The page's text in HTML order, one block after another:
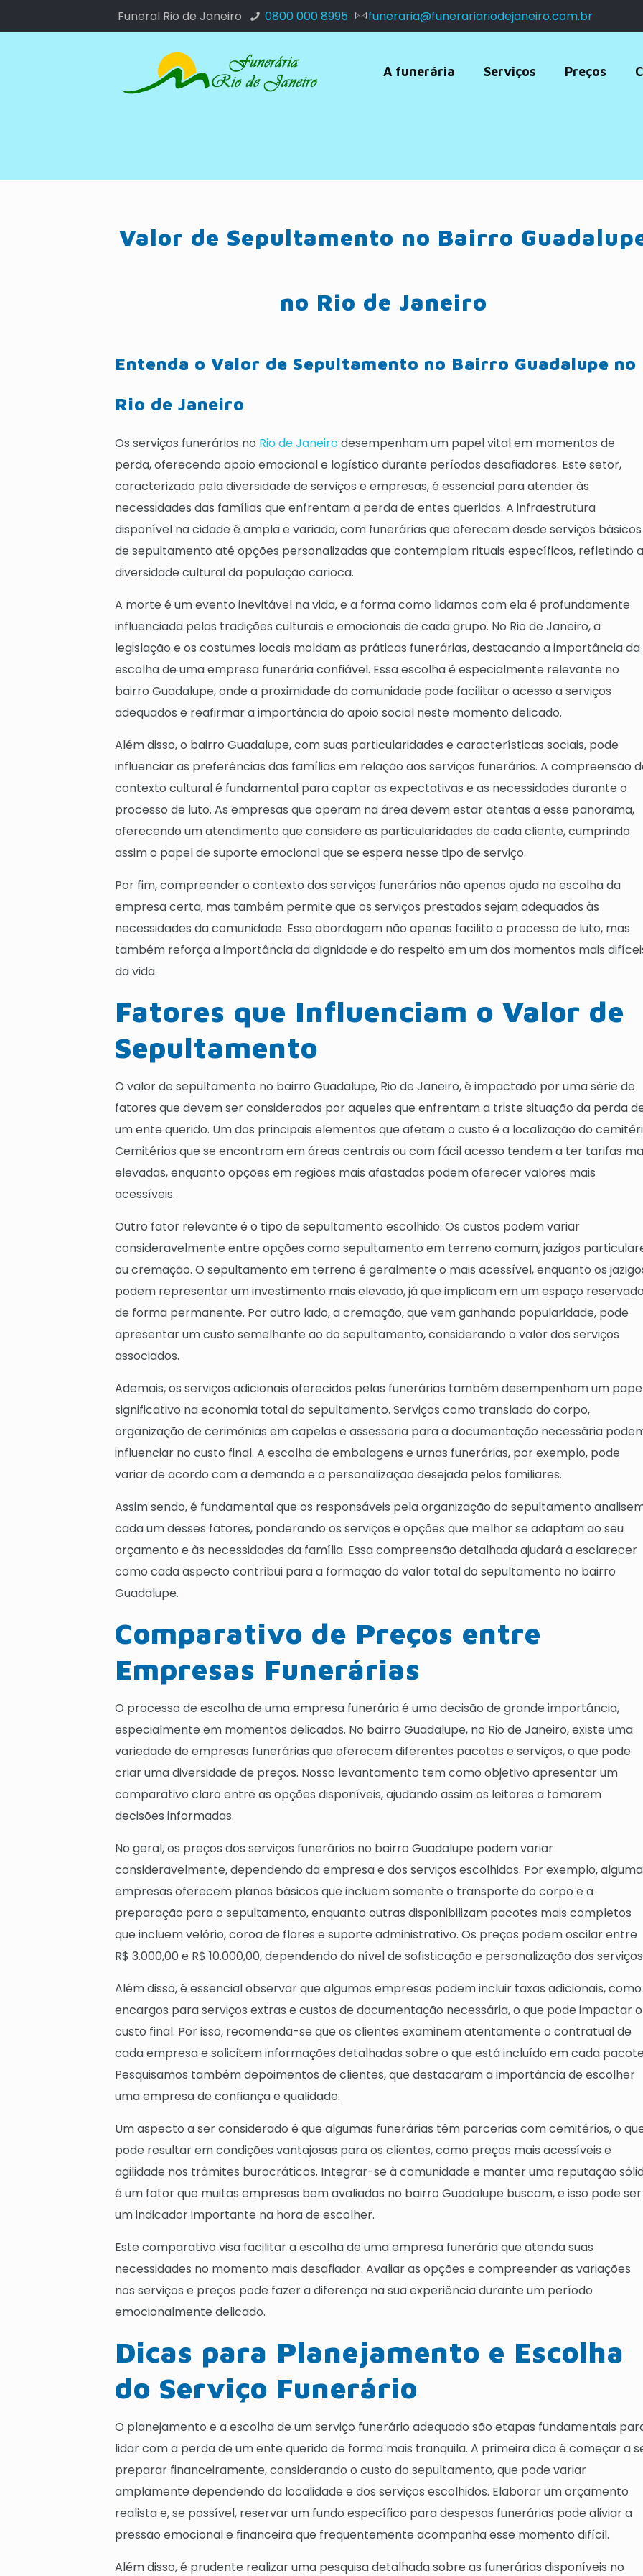
Funeral Rio de Janeiro 0800 000 8995 funeraria@funerariariodejaneiro.com.br
A funerária Serviços Preços
Valor de Sepultamento no Bairro
no Rio de Janeiro
Entenda o Valor de Sepultamento no Bairro Guadalupe no
Rio de Janeiro
Os serviços funerários no Rio de Janeirodesempenham um papel vital em momentos de
perda, oferecendo apoio emocional e logístico durante períodos desafiadores. Este setor,
caracterizado pela diversidade de serviços e empresas, é essencial para atender às
necessidades das famílias que enfrentam a perda de entes queridos. A infraestrutura
disponível na cidade é ampla e variada, com funerárias que oferecem desde serviços básicos
de sepultamento até opções personalizadas que contemplam rituais específicos, refletindo a
diversidade cultural da população carioca.
A morte é um evento inevitável na vida, e a forma como lidamos com ela é profundamente
influenciada pelas tradições culturais e emocionais de cada grupo. No Rio de Janeiro, a
legislação e os costumes locais moldam as práticas funerárias, destacando a importância da
escolha de uma empresa funerária confiável. Essa escolha é especialmente relevante no
bairro Guadalupe, onde a proximidade da comunidade pode facilitar o acesso a serviços
adequados e reafirmar a importância do apoio social neste momento delicado.
Além disso, o bairro Guadalupe, com suas particularidades e características sociais, pode
influenciar as preferências das famílias em relação aos serviços funerários. A compreensão
contexto cultural é fundamental para captar as expectativas e as necessidades durante o
processo de luto. As empresas que operam na área devem estar atentas a esse panorama,
oferecendo um atendimento que considere as particularidades de cada cliente, cumprindo
assim o papel de suporte emocional que se espera nesse tipo de serviço.
Por fim, compreender o contexto dos serviços funerários não apenas ajuda na escolha da
empresa certa, mas também permite que os serviços prestados sejam adequados às
necessidades da comunidade. Essa abordagem não apenas facilita o processo de luto, mas
também reforça a importância da dignidade e do respeito em um dos momentos mais
da vida.
Fatores que Influenciam o Valor de
Sepultamento
O valor de sepultamento no bairro Guadalupe, Rio de Janeiro, é impactado por uma série de
fatores que devem ser considerados por aqueles que enfrentam a triste situação da perda
um ente querido. Um dos principais elementos que afetam o custo é a localização do
Cemitérios que se encontram em áreas centrais ou com fácil acesso tendem a ter tarifas
elevadas, enquanto opções em regiões mais afastadas podem oferecer valores mais
acessíveis.
Outro fator relevante é o tipo de sepultamento escolhido. Os custos podem variar
consideravelmente entre opções como sepultamento em terreno comum, jazigos
ou cremação. O sepultamento em terreno é geralmente o mais acessível, enquanto os
podem representar um investimento mais elevado, já que implicam em um espaço
de forma permanente. Por outro lado, a cremação, que vem ganhando popularidade, pode
apresentar um custo semelhante ao do sepultamento, considerando o valor dos serviços
associados.
Ademais, os serviços adicionais oferecidos pelas funerárias também desempenham um
significativo na economia total do sepultamento. Serviços como translado do corpo,
organização de cerimônias em capelas e assessoria para a documentação necessária
influenciar no custo final. A escolha de embalagens e urnas funerárias, por exemplo, pode
variar de acordo com a demanda e a personalização desejada pelos familiares.
Assim sendo, é fundamental que os responsáveis pela organização do sepultamento
cada um desses fatores, ponderando os serviços e opções que melhor se adaptam ao seu
orçamento e às necessidades da família. Essa compreensão detalhada ajudará a esclarecer
como cada aspecto contribui para a formação do valor total do sepultamento no bairro
Guadalupe.
Comparativo de Preços entre
Empresas Funerárias
O processo de escolha de uma empresa funerária é uma decisão de grande importância,
especialmente em momentos delicados. No bairro Guadalupe, no Rio de Janeiro, existe uma
variedade de empresas funerárias que oferecem diferentes pacotes e serviços, o que pode
criar uma diversidade de preços. Nosso levantamento tem como objetivo apresentar um
comparativo claro entre as opções disponíveis, ajudando assim os leitores a tomarem
decisões informadas.
No geral, os preços dos serviços funerários no bairro Guadalupe podem variar
consideravelmente, dependendo da empresa e dos serviços escolhidos. Por exemplo,
empresas oferecem planos básicos que incluem somente o transporte do corpo e a
preparação para o sepultamento, enquanto outras disponibilizam pacotes mais completos
que incluem velório, coroa de flores e suporte administrativo. Os preços podem oscilar entre
R$ 3.000,00 e R$ 10.000,00, dependendo do nível de sofisticação e personalização dos
Além disso, é essencial observar que algumas empresas podem incluir taxas adicionais, como
encargos para serviços extras e custos de documentação necessária, o que pode impactar o
custo final. Por isso, recomenda-se que os clientes examinem atentamente o contratual de
cada empresa e solicitem informações detalhadas sobre o que está incluído em cada
Pesquisamos também depoimentos de clientes, que destacaram a importância de escolher
uma empresa de confiança e qualidade.
Um aspecto a ser considerado é que algumas funerárias têm parcerias com cemitérios, o
pode resultar em condições vantajosas para os clientes, como preços mais acessíveis e
agilidade nos trâmites burocráticos. Integrar-se à comunidade e manter uma reputação
é um fator que muitas empresas bem avaliadas no bairro Guadalupe buscam, e isso pode ser
um indicador importante na hora de escolher.
Este comparativo visa facilitar a escolha de uma empresa funerária que atenda suas
necessidades no momento mais desafiador. Avaliar as opções e compreender as variações
nos serviços e preços pode fazer a diferença na sua experiência durante um período
emocionalmente delicado.
Dicas para Planejamento e Escolha
do Serviço Funerário
O planejamento e a escolha de um serviço funerário adequado são etapas fundamentais
lidar com a perda de um ente querido de forma mais tranquila. A primeira dica é começar a
preparar financeiramente, considerando o custo do sepultamento, que pode variar
amplamente dependendo da localidade e dos serviços escolhidos. Elaborar um orçamento
realista e, se possível, reservar um fundo específico para despesas funerárias pode aliviar a
pressão emocional e financeira que frequentemente acompanha esse momento difícil.
Além disso, é prudente realizar uma pesquisa detalhada sobre as funerárias disponíveis no